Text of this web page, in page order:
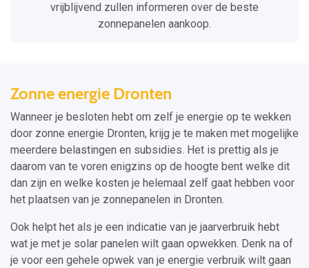
vrijblijvend zullen informeren over de beste
zonnepanelen aankoop.
Zonne energie Dronten
Wanneer je besloten hebt om zelf je energie op te wekken
door zonne energie Dronten, krijg je te maken met mogelijke
meerdere belastingen en subsidies. Het is prettig als je
daarom van te voren enigzins op de hoogte bent welke dit
dan zijn en welke kosten je helemaal zelf gaat hebben voor
het plaatsen van je zonnepanelen in Dronten.
Ook helpt het als je een indicatie van je jaarverbruik hebt
wat je met je solar panelen wilt gaan opwekken. Denk na of
je voor een gehele opwek van je energie verbruik wilt gaan